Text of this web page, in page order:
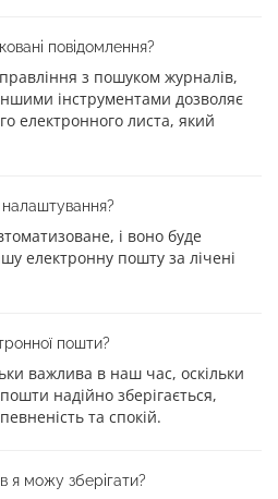
повідомлення?
з пошуком журналів,
інструментами дозволяє
електронного листа, який
налаштування?
і воно буде
електронну пошту за лічені
пошти?
важлива в наш час, оскільки
надійно зберігається,
та спокій.
я можу зберігати?